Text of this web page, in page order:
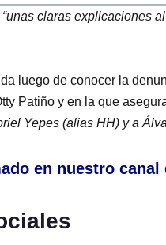
“unas claras explicaciones
luego de conocer la
Patiño y en la que
Yepes (alias HH) y a
en nuestro